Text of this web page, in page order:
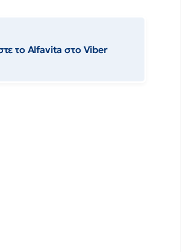
το Αlfavita στο Viber